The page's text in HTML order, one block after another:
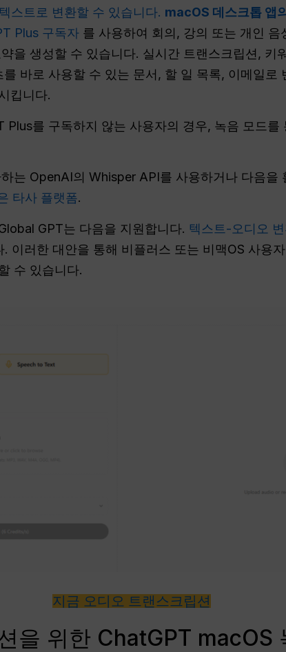
스트로 변환할 수 있습니다. macOS 데스크톱 앱
Plus 구독자 를 사용하여 회의, 강의 또는 개인
을 생성할 수 있습니다. 실시간 트랜스크립션, 키
바로 사용할 수 있는 문서, 할 일 목록, 이메일로
킵니다.
Plus를 구독하지 않는 사용자의 경우, 녹음 모드
는 OpenAI의 Whisper API를 사용하거나 다음을
타사 플랫폼.
GPT는 다음을 지원합니다. 텍스트-오디오
이러한 대안을 통해 비플러스 또는 비맥OS 사용
수 있습니다.
지금 오디오 트랜스크립션
을 위한 ChatGPT macOS